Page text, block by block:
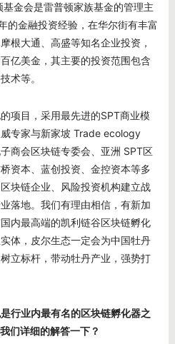
金会是雷普顿家族基金的管理主
的金融投资经验，在华尔街有丰富
根大通、高盛等知名企业投资，
亿美金，其主要的投资范围包含
术等。
项目，采用最先进的SPT商业模
专家与新家坡 Trade ecology
商会区块链专委会、亚洲 SPT区
资本、蓝创投资、金控资本等多
块链企业、风险投资机构建立战
落地。我们有理由相信，有新加
内最高端的凯利链谷区块链孵化
体，皮尔生态一定会为中国牡丹
立标杆，带动牡丹产业，强势打
行业内最有名的区块链孵化器之
们详细的解答一下？